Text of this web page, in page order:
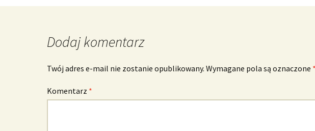
Dodaj komentarz
Twój adres e-mail nie zostanie opublikowany. Wymagane pola są oznaczone
Komentarz *